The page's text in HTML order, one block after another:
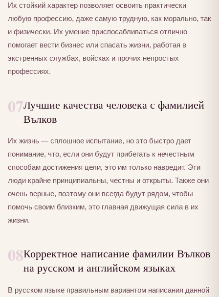
Их стойкий характер позволяет освоить практически
любую профессию, даже самую трудную, как морально, так
и физически. Их умение приспосабливаться отлично
помогает вести бизнес или спасать жизни, работая в
экстренных службах, войсках и прочих непростых
профессиях.
07Лучшие качества человека с фамилией
Вълков
Их жизнь — сплошное испытание, но это быстро дает
понимание, что, если они будут прибегать к нечестным
способам достижения цели, это им только навредит. Эти
люди крайне принципиальны, честны и открыты. Также они
очень верные, поэтому они всегда будут рядом, чтобы
помочь своим близким, это главная движущая сила в их
жизни.
08Корректное написание фамилии Вълков
на русском и английском языках
В русском языке правильным вариантом написания данной